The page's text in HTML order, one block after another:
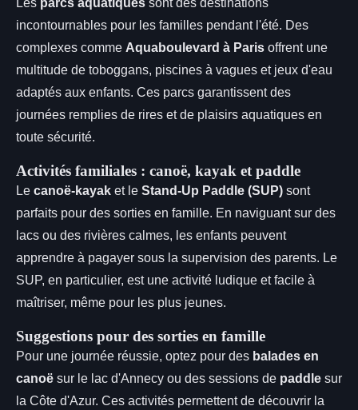
incontournables pour les familles pendant l'été. Des
complexes comme Aquaboulevard à Paris offrent une
multitude de toboggans, piscines à vagues et jeux d'eau
adaptés aux enfants. Ces parcs garantissent des
journées remplies de rires et de plaisirs aquatiques en
toute sécurité.
Activités familiales : canoë, kayak et paddle
Le canoë-kayak et le Stand-Up Paddle (SUP) sont
parfaits pour des sorties en famille. En naviguant sur des
lacs ou des rivières calmes, les enfants peuvent
apprendre à pagayer sous la supervision des parents. Le
SUP, en particulier, est une activité ludique et facile à
maîtriser, même pour les plus jeunes.
Suggestions pour des sorties en famille
Pour une journée réussie, optez pour des balades en
canoë sur le lac d'Annecy ou des sessions de paddle sur
la Côte d'Azur. Ces activités permettent de découvrir la